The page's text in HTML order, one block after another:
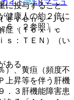
に投与すること
健康人の約２倍に
６．２参照〕。
ある。
ｅｖｅｎｓ−Ｊｏ
症（Ｔｏｘｉｃ
ｓ：ＴＥＮ）（い
）、黄疸（頻度不
上昇等を伴う肝機
．３肝機能障害患